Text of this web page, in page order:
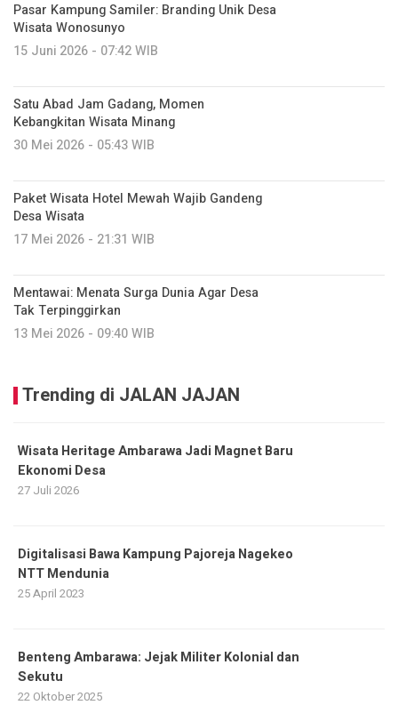
Pasar Kampung Samiler: Branding Unik Desa
Wisata Wonosunyo
15 Juni 2026 - 07:42 WIB
Satu Abad Jam Gadang, Momen
Kebangkitan Wisata Minang
30 Mei 2026 - 05:43 WIB
Paket Wisata Hotel Mewah Wajib Gandeng
Desa Wisata
17 Mei 2026 - 21:31 WIB
Mentawai: Menata Surga Dunia Agar Desa
Tak Terpinggirkan
13 Mei 2026 - 09:40 WIB
Trending di JALAN JAJAN
Wisata Heritage Ambarawa Jadi Magnet Baru
Ekonomi Desa
27 Juli 2026
Digitalisasi Bawa Kampung Pajoreja Nagekeo
NTT Mendunia
25 April 2023
Benteng Ambarawa: Jejak Militer Kolonial dan
Sekutu
22 Oktober 2025